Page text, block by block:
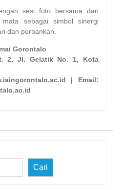
sesi foto bersama dan
mata sebagai simbol sinergi
dan perbankan.
Gorontalo
2, Jl. Gelatik No. 1, Kota
| Email:
Cari